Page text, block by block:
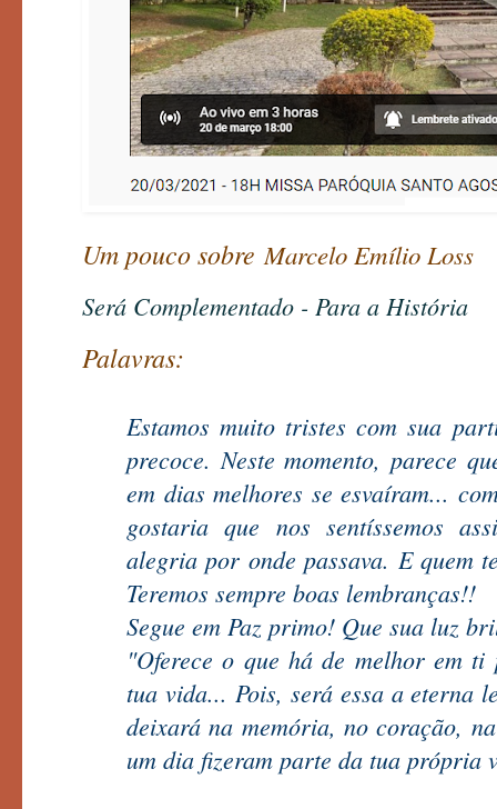
Um pouco sobre Marcelo Emílio Loss
Será Complementado - Para a História
Palavras:
Estamos muito tristes com sua
precoce. Neste momento, parece
em dias melhores se esvaíram...
gostaria que nos sentíssemos
alegria por onde passava. E quem
Teremos sempre boas lembranças!!
Segue em Paz primo! Que sua luz
"Oferece o que há de melhor em
tua vida... Pois, será essa a eterna
deixará na memória, no coração,
um dia fizeram parte da tua própria